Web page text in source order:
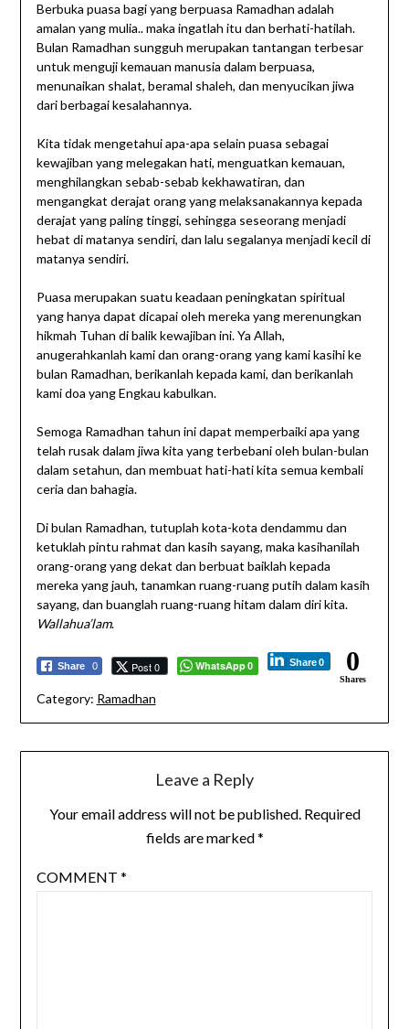
Berbuka puasa bagi yang berpuasa Ramadhan adalah
amalan yang mulia.. maka ingatlah itu dan berhati-hatilah.
Bulan Ramadhan sungguh merupakan tantangan terbesar
untuk menguji kemauan manusia dalam berpuasa,
menunaikan shalat, beramal shaleh, dan menyucikan jiwa
dari berbagai kesalahannya.
Kita tidak mengetahui apa-apa selain puasa sebagai
kewajiban yang melegakan hati, menguatkan kemauan,
menghilangkan sebab-sebab kekhawatiran, dan
mengangkat derajat orang yang melaksanakannya kepada
derajat yang paling tinggi, sehingga seseorang menjadi
hebat di matanya sendiri, dan lalu segalanya menjadi kecil di
matanya sendiri.
Puasa merupakan suatu keadaan peningkatan spiritual
yang hanya dapat dicapai oleh mereka yang merenungkan
hikmah Tuhan di balik kewajiban ini. Ya Allah,
anugerahkanlah kami dan orang-orang yang kami kasihi ke
bulan Ramadhan, berikanlah kepada kami, dan berikanlah
kami doa yang Engkau kabulkan.
Semoga Ramadhan tahun ini dapat memperbaiki apa yang
telah rusak dalam jiwa kita yang terbebani oleh bulan-bulan
dalam setahun, dan membuat hati-hati kita semua kembali
ceria dan bahagia.
Di bulan Ramadhan, tutuplah kota-kota dendammu dan
ketuklah pintu rahmat dan kasih sayang, maka kasihanilah
orang-orang yang dekat dan berbuat baiklah kepada
mereka yang jauh, tanamkan ruang-ruang putih dalam kasih
sayang, dan buanglah ruang-ruang hitam dalam diri kita.
Wallahua’lam.
Share 0 Post 0 WhatsApp 0 Share 0 0
Shares
Category: Ramadhan
Leave a Reply
Your email address will not be published. Required
fields are marked*
COMMENT *